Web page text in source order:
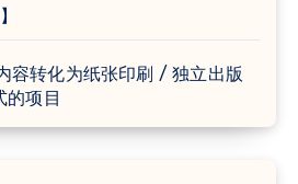
容转化为纸张印刷 / 独立出版
的项目